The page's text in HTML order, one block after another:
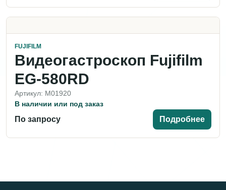
FUJIFILM
Видеогастроскоп Fujifilm
EG-580RD
Артикул: M01920
В наличии или под заказ
По запросу Подробнее